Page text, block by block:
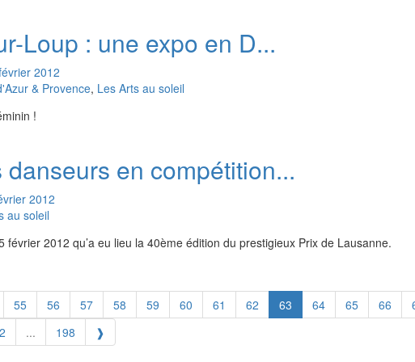
Loup : une expo en D...
rier 2012
& Provence, Les Arts au soleil
!
en compétition...
rier 2012
au soleil
février 2012 qu’a eu lieu la 40ème édition du prestigieux Prix de Lausanne.
55 56 57 58 59 60 61 62 63 64 65 66
... 198 ❱